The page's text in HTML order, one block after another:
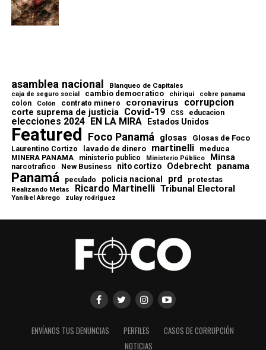
asamblea nacional Blanqueo de Capitales
caja de seguro social cambio democratico chiriqui cobre panama
colon Colón contrato minero coronavirus corrupcion
corte suprema de justicia Covid-19 CSS educacion
elecciones 2024 EN LA MIRA Estados Unidos
Featured Foco Panamá glosas Glosas de Foco
Laurentino Cortizo lavado de dinero martinelli meduca
MINERA PANAMA ministerio publico Ministerio Público Minsa
narcotrafico New Business nito cortizo Odebrecht panama
Panamá peculado policia nacional prd protestas
Realizando Metas Ricardo Martinelli Tribunal Electoral
Yanibel Abrego zulay rodriguez
ENVÍANOS TUS DENUNCIAS PERFILES
CASOS DE CORRUPCIÓN
NOTICIAS